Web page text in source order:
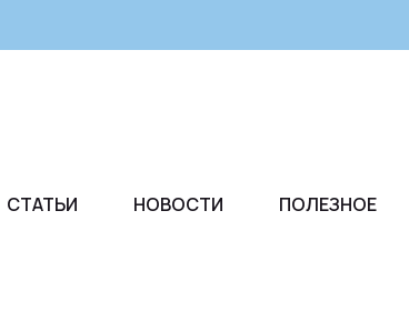
СТАТЬИ НОВОСТИ ПОЛЕЗНОЕ